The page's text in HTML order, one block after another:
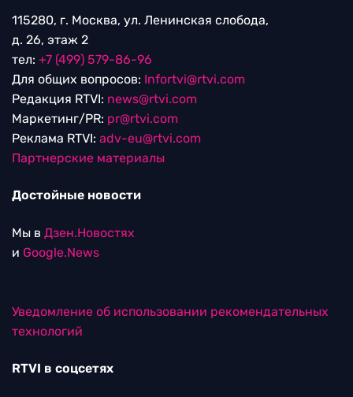
115280, г. Москва, ул. Ленинская слобода,
д. 26, этаж 2
тел: +7 (499) 579-86-96
Для общих вопросов: Infortvi@rtvi.com
Редакция RTVI: news@rtvi.com
Маркетинг/PR: pr@rtvi.com
Реклама RTVI: adv-eu@rtvi.com
Партнерские материалы
Достойные новости
Мы в Дзен.Новостях
и Google.News
Уведомление об использовании рекомендательных
технологий
RTVI в соцсетях